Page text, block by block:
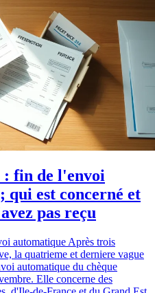
: fin de l'envoi
qui est concerné et
pas reçu
automatique Après trois
la quatrieme et derniere vague
automatique du chèque
Elle concerne des